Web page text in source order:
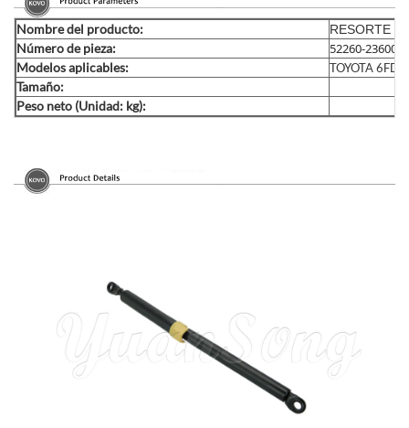
Nombre del producto: RESORTE
Número de pieza: 52260-23600-
Modelos aplicables: TOYOTA
Tamaño:
Peso neto (Unidad: kg):